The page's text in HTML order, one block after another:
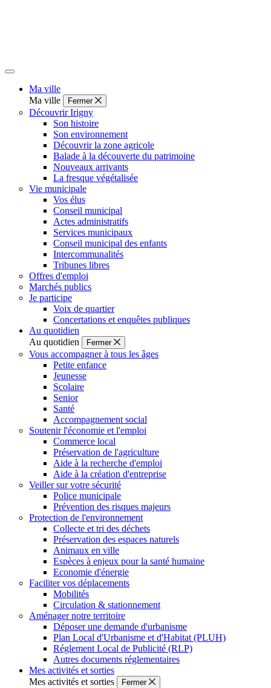
Ma ville
Ma ville
Fermer
Découvrir Irigny
Son histoire
Son environnement
Découvrir la zone agricole
Balade à la découverte du patrimoine
Nouveaux arrivants
La fresque végétalisée
Vie municipale
Vos élus
Conseil municipal
Actes administratifs
Services municipaux
Conseil municipal des enfants
Intercommunalités
Tribunes libres
Offres d'emploi
Marchés publics
Je participe
Voix de quartier
Concertations et enquêtes publiques
Au quotidien
Au quotidien
Fermer
Vous accompagner à tous les âges
Petite enfance
Jeunesse
Scolaire
Senior
Santé
Accompagnement social
Soutenir l'économie et l'emploi
Commerce local
Préservation de l'agriculture
Aide à la recherche d'emploi
Aide à la création d'entreprise
Veiller sur votre sécurité
Police municipale
Prévention des risques majeurs
Protection de l'environnement
Collecte et tri des déchets
Préservation des espaces naturels
Animaux en ville
Espèces à enjeux pour la santé humaine
Economie d'énergie
Faciliter vos déplacements
Mobilités
Circulation & stationnement
Aménager notre territoire
Déposer une demande d'urbanisme
Plan Local d'Urbanisme et d'Habitat (PLUH)
Réglement Local de Publicité (RLP)
Autres documents réglementaires
Mes activités et sorties
Mes activités et sorties
Fermer